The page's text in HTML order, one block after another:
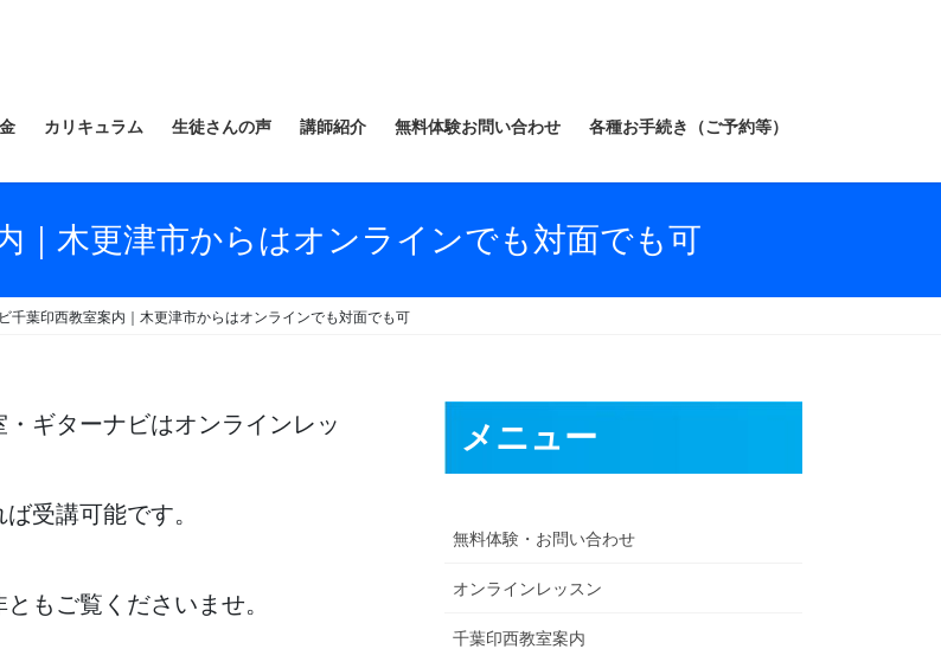
カリキュラム 生徒さんの声 講師紹介 無料体験お問い合わせ 各種お手続き（ご予約等）
｜木更津市からはオンラインでも対面でも可
千葉印西教室案内｜木更津市からはオンラインでも対面でも可
ギターナビはオンラインレッ
受講可能です。
もご覧くださいませ。
メニュー
無料体験・お問い合わせ
オンラインレッスン
千葉印西教室案内